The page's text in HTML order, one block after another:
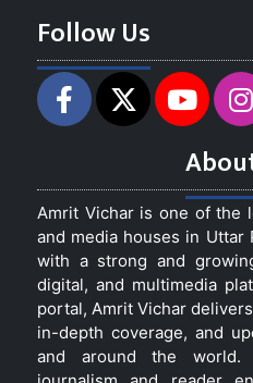
Follow Us
Amrit Vichar is one of the
and media houses in Uttar
with a strong and
digital, and multimedia
portal, Amrit Vichar
in-depth coverage, and
and around the world.